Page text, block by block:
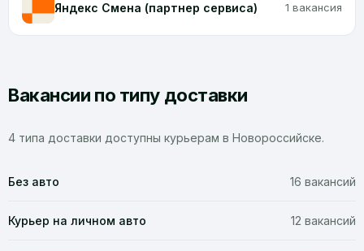
Яндекс Смена (партнер сервиса) 1 вакансия
Вакансии по типу доставки
4 типа доставки доступны курьерам в Новороссийске.
Без авто 16 вакансий
Курьер на личном авто 12 вакансий